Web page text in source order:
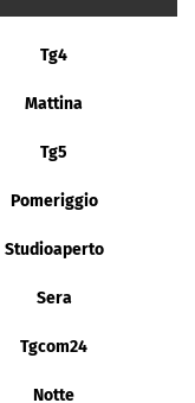
Tg4
Mattina
Tg5
Pomeriggio
Studioaperto
Sera
Tgcom24
Notte